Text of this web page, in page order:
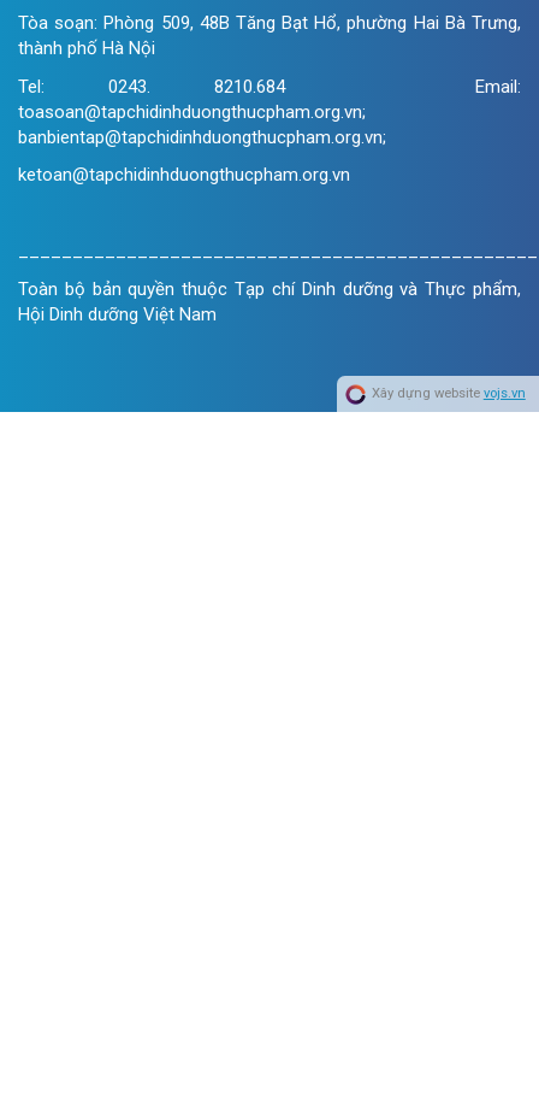
Tòa soạn: Phòng 509, 48B Tăng Bạt Hổ, phường Hai Bà Trưng,
thành phố Hà Nội
Tel: 0243. 8210.684 Email:
toasoan@tapchidinhduongthucpham.org.vn;
banbientap@tapchidinhduongthucpham.org.vn;
ketoan@tapchidinhduongthucpham.org.vn
Toàn bộ bản quyền thuộc Tạp chí Dinh dưỡng và Thực phẩm,
Hội Dinh dưỡng Việt Nam